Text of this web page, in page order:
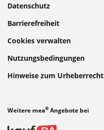
Datenschutz
Barrierefreiheit
Cookies verwalten
Nutzungsbedingungen
Hinweise zum Urheberrecht
Weitere mea® Angebote bei